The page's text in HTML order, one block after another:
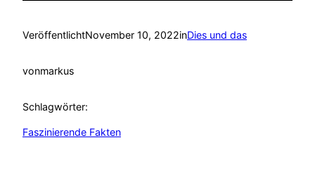
VeröffentlichtNovember 10, 2022inDies und das
vonmarkus
Schlagwörter:
Faszinierende Fakten